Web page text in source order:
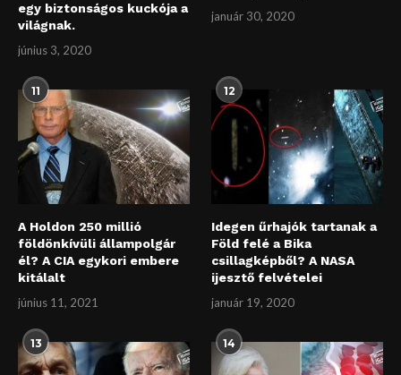
egy biztonságos kuckója a
világnak.
június 3, 2020
január 30, 2020
11
A Holdon 250 millió
földönkívüli állampolgár
él? A CIA egykori embere
kitálalt
június 11, 2021
12
Idegen űrhajók tartanak a
Föld felé a Bika
csillagképből? A NASA
ijesztő felvételei
január 19, 2020
13 14